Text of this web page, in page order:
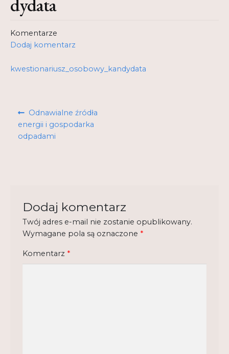
Kontakt
Pomoc
Realizacje
Regulamin
Shop
dydata
Komentarze
Dodaj komentarz
kwestionariusz_osobowy_kandydata
Nawigacja
wpisu
Poprzedni
wpis:
Odnawialne źródła
energii i gospodarka
odpadami
Dodaj komentarz
Twój adres e-mail nie zostanie opublikowany.
Wymagane pola są oznaczone *
Komentarz *